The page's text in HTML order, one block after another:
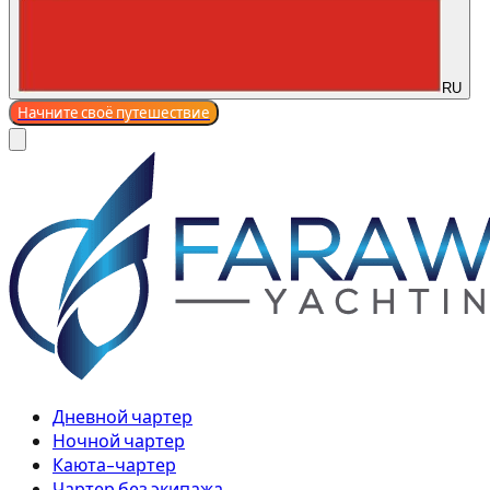
RU
Начните своё путешествие
Дневной чартер
Ночной чартер
Каюта-чартер